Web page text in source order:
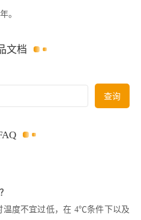
。
文档
查询
度不宜过低，在 4℃条件下以及